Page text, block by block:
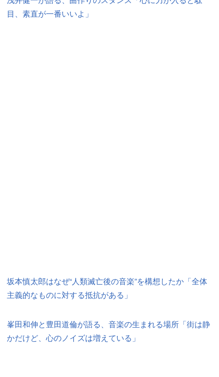
目、素直が一番いいよ」
坂本慎太郎はなぜ“人類滅亡後の音楽”を構想したか「全体
主義的なものに対する抵抗がある」
峯田和伸と豊田道倫が語る、音楽の生まれる場所「街は静
かだけど、心のノイズは増えている」